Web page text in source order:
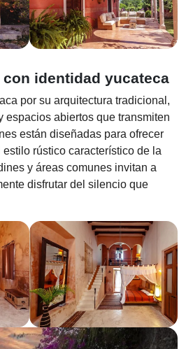
identidad yucateca
por su arquitectura tradicional,
espacios abiertos que transmiten
están diseñadas para ofrecer
rústico característico de la
y áreas comunes invitan a
disfrutar del silencio que